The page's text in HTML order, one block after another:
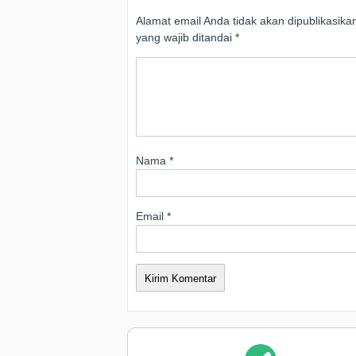
Alamat email Anda tidak akan
yang wajib ditandai *
Nama *
Email *